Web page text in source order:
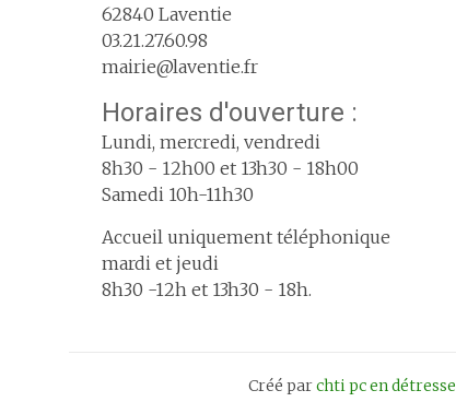
62840 Laventie
03.21.27.60.98
mairie@laventie.fr
Horaires d'ouverture :
Lundi, mercredi, vendredi
8h30 - 12h00 et 13h30 - 18h00
Samedi 10h-11h30
Accueil uniquement téléphonique
mardi et jeudi
8h30 -12h et 13h30 - 18h.
Créé parchti pc en détresse